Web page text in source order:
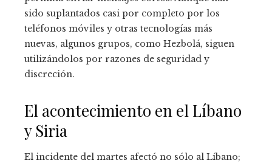
sido suplantados casi por completo por los
teléfonos móviles y otras tecnologías más
nuevas, algunos grupos, como Hezbolá, siguen
utilizándolos por razones de seguridad y
discreción.
El acontecimiento en el Líbano
y Siria
El incidente del martes afectó no sólo al Líbano;